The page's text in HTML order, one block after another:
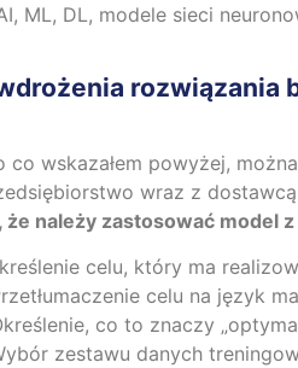
ML, DL, modele sieci
rozwiązania
co wskazałem powyżej,
wraz z
że należy zastosować model
celu, który ma
celu na język
co to znaczy
zestawu danych